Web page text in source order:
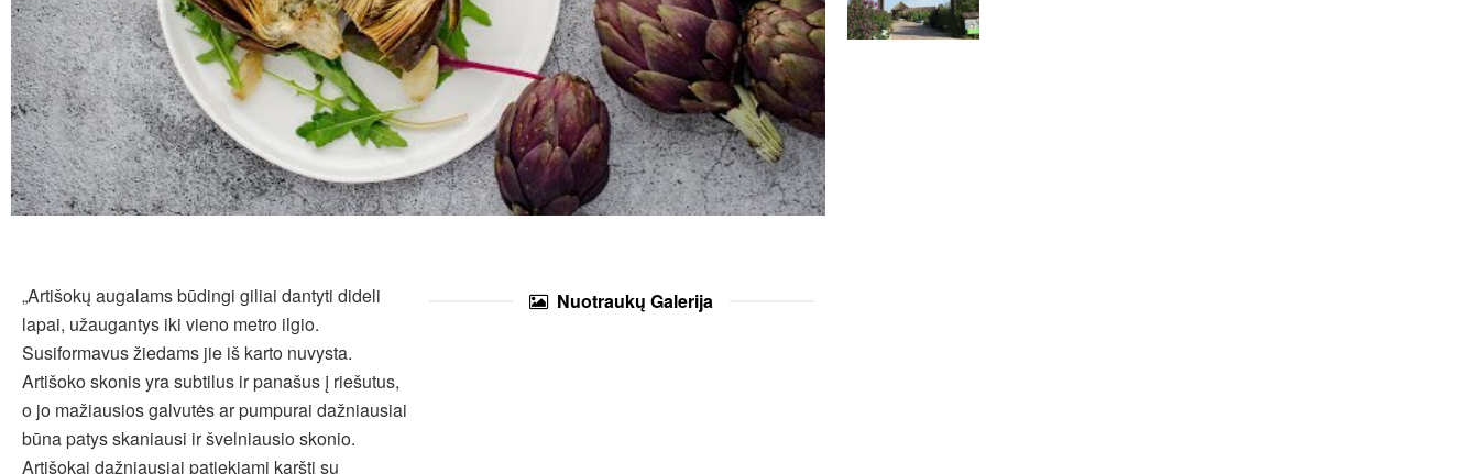
„Artišokų augalams būdingi giliai dantyti dideli
lapai, užaugantys iki vieno metro ilgio.
Susiformavus žiedams jie iš karto nuvysta.
Artišoko skonis yra subtilus ir panašus į riešutus,
o jo mažiausios galvutės ar pumpurai dažniausiai
būna patys skaniausi ir švelniausio skonio.
Artišokai dažniausiai patiekiami karšti su
NuotraukųGalerija